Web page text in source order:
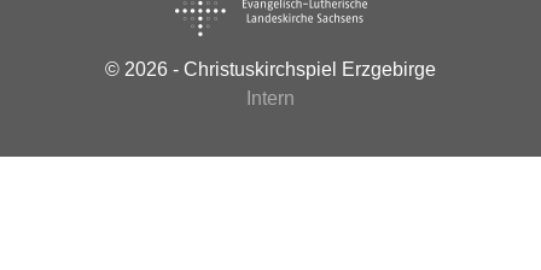
© 2026 - Christuskirchspiel Erzgebirge
Intern